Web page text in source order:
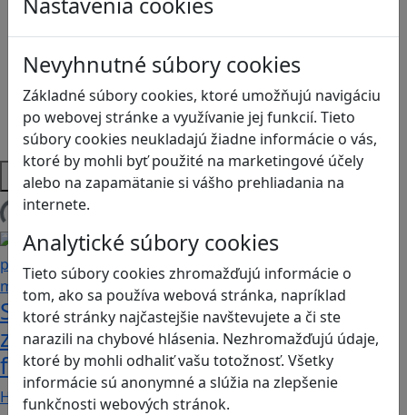
Nevyhnutné súbory cookies
Základné súbory cookies, ktoré umožňujú navigáciu
po webovej stránke a využívanie jej funkcií. Tieto
súbory cookies neukladajú žiadne informácie o vás,
ktoré by mohli byť použité na marketingové účely
alebo na zapamätanie si vášho prehliadania na
internete.
Analytické súbory cookies
Tieto súbory cookies zhromažďujú informácie o
tom, ako sa používa webová stránka, napríklad
ktoré stránky najčastejšie navštevujete a či ste
narazili na chybové hlásenia. Nezhromažďujú údaje,
ktoré by mohli odhaliť vašu totožnosť. Všetky
informácie sú anonymné a slúžia na zlepšenie
funkčnosti webových stránok.
Logické myslenie
Programovanie/Technika
Sociálne zručnosti a kooperácia
Strategické myslenie
Zdravie a pohyb
Platformy
Stanete sa influencerom, keď budete
zdieľať iba pravdivé, nie alternatívne
fakty? Dozviete sa v hre Follow me
Hráči a hráčky sa stávajú používateľmi/kami…